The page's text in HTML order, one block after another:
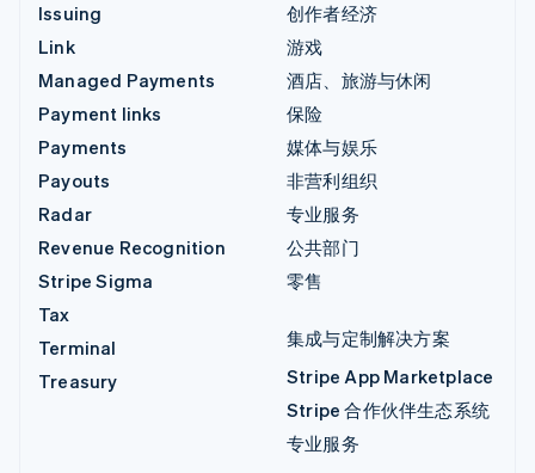
Issuing
Link
Managed Payments
Payment links
Payments
Payouts
Radar
Revenue Recognition
Stripe Sigma
Tax
Terminal
Treasury
创作者经济
游戏
酒店、旅游与休闲
保险
媒体与娱乐
非营利组织
专业服务
公共部门
零售
集成与定制解决方案
Stripe App Marketplace
Stripe 合作伙伴生态系统
专业服务